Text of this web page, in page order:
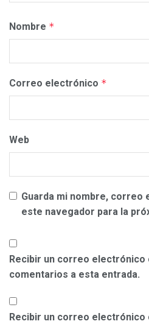
Nombre *
Correo electrónico *
Web
Guarda mi nombre, correo
este navegador para la
Recibir un correo electrónico
comentarios a esta entrada.
Recibir un correo electrónico